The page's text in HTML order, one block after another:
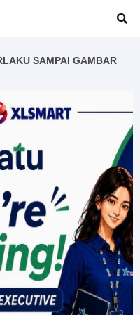
SAMPAI GAMBAR